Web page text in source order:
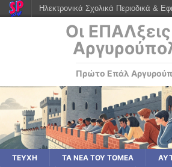
Οι
Πρώτο Επάλ
ΤΕΥΧΗ ΤΑ ΝΕΑ ΤΟΥ ΤΟΜΕΑ
Ηλεκτρονικά Σχολικά Περιοδικά &